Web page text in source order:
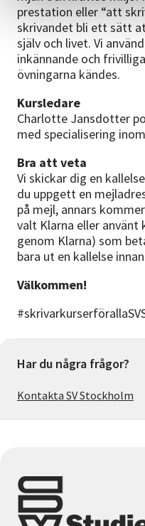
prestation eller “att
skrivandet bli ett sätt
själv och livet. Vi
inkännande och
övningarna kändes.
Kursledare
Charlotte Jansdotter
med specialisering
Bra att veta
Vi skickar dig en
du uppgett en
på mejl, annars
valt Klarna eller
genom Klarna) som
bara ut en kallelse
Välkommen!
Har du några frågor?
Kontakta SV Stockholm